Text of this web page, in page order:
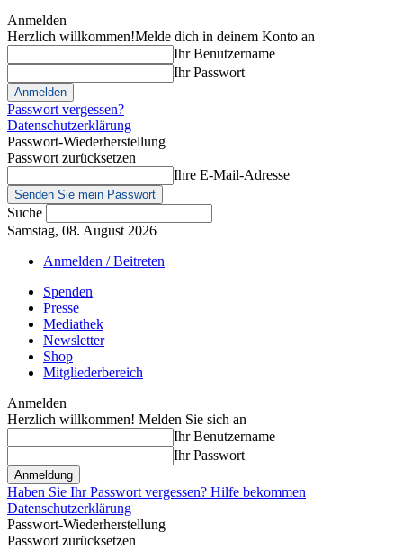
Anmelden
Herzlich willkommen!Melde dich in deinem Konto an
Ihr Benutzername
Ihr Passwort
Passwort vergessen?
Datenschutzerklärung
Passwort-Wiederherstellung
Passwort zurücksetzen
Ihre E-Mail-Adresse
Suche
Samstag, 08. August 2026
Anmelden / Beitreten
Spenden
Presse
Mediathek
Newsletter
Shop
Mitgliederbereich
Anmelden
Herzlich willkommen! Melden Sie sich an
Ihr Benutzername
Ihr Passwort
Haben Sie Ihr Passwort vergessen? Hilfe bekommen
Datenschutzerklärung
Passwort-Wiederherstellung
Passwort zurücksetzen